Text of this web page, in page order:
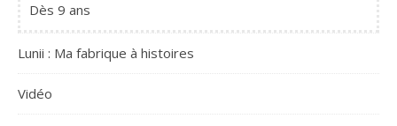
Dès 9 ans
Lunii : Ma fabrique à histoires
Vidéo